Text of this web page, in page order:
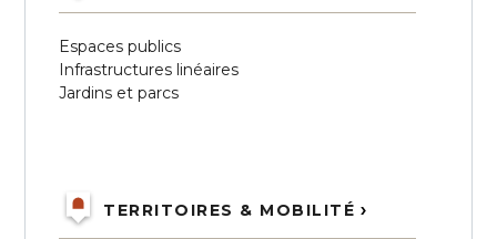
Espaces publics
Infrastructures linéaires
Jardins et parcs
TERRITOIRES & MOBILITÉ